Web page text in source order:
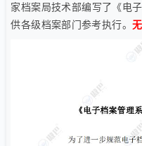
家档案局技术部编写了《电
供各级档案部门参考执行。